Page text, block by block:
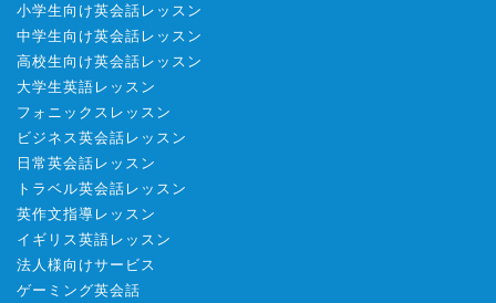
小学生向け英会話レッスン
中学生向け英会話レッスン
高校生向け英会話レッスン
大学生英語レッスン
フォニックスレッスン
ビジネス英会話レッスン
日常英会話レッスン
トラベル英会話レッスン
英作文指導レッスン
イギリス英語レッスン
法人様向けサービス
ゲーミング英会話